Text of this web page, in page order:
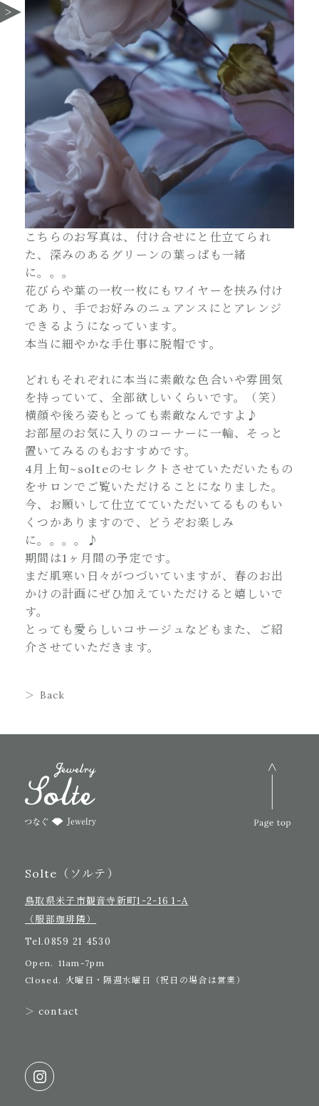
こちらのお写真は、付け合せにと仕立てられ
た、深みのあるグリーンの葉っぱも一緒
に。。。
花びらや葉の一枚一枚にもワイヤーを挟み付け
てあり、手でお好みのニュアンスにとアレンジ
できるようになっています。
本当に細やかな手仕事に脱帽です。
どれもそれぞれに本当に素敵な色合いや雰囲気
を持っていて、全部欲しいくらいです。（笑）
横顔や後ろ姿もとっても素敵なんですよ♪
お部屋のお気に入りのコーナーに一輪、そっと
置いてみるのもおすすめです。
4月上旬~solteのセレクトさせていただいたもの
をサロンでご覧いただけることになりました。
今、お願いして仕立てていただいてるものもい
くつかありますので、どうぞお楽しみ
に。。。。♪
期間は1ヶ月間の予定です。
まだ肌寒い日々がつづいていますが、春のお出
かけの計画にぜひ加えていただけると嬉しいで
す。
とっても愛らしいコサージュなどもまた、ご紹
介させていただきます。
Back
Solte（ソルテ）
鳥取県米子市観音寺新町1-2-16 1-A
（服部珈琲隣）
Tel.0859 21 4530
Open. 11am-7pm
Closed. 火曜日・隔週水曜日（祝日の場合は営業）
＞ contact